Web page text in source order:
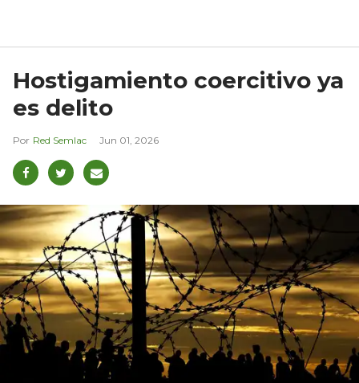
Hostigamiento coercitivo ya
es delito
Red Semlac Jun 01, 2026